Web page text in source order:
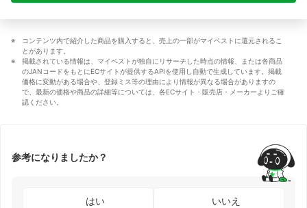
コンテンツ内で紹介した商品を購入すると、売上の一部がマイベストに還元されるこ
とがあります。
掲載されている情報は、マイベストが独自にリサーチした時点の情報、または各商品
のJANコードをもとにECサイトが提供するAPIを使用し自動で生成しています。掲載
価格に変動がある場合や、登録ミス等の理由により情報が異なる場合がありますの
で、最新の価格や商品の詳細等については、各ECサイト・販売店・メーカーよりご確
認ください。
参考になりましたか？
はい いいえ